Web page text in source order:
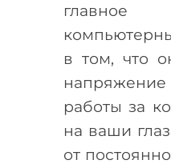
в том, что
напряжение
работы за
на ваши
от